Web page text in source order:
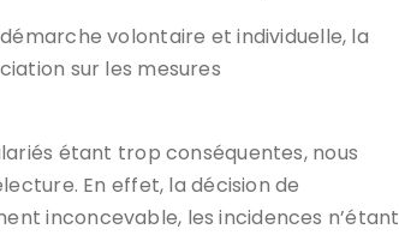
volontaire et individuelle, la
sur les mesures
étant trop conséquentes, nous
En effet, la décision de
inconcevable, les incidences n’étant